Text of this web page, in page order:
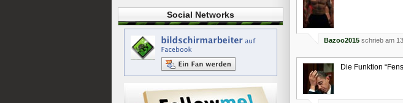
Bazoo2015 schrieb am
Die Funktion
Social Networks